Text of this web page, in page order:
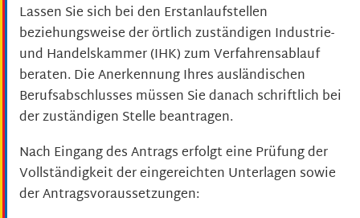
Lassen Sie sich bei den Erstanlaufstellen
beziehungsweise der örtlich zuständigen Industrie-
und Handelskammer (IHK) zum Verfahrensablauf
beraten. Die Anerkennung Ihres ausländischen
Berufsabschlusses müssen Sie danach schriftlich bei
der zuständigen Stelle beantragen.
Nach Eingang des Antrags erfolgt eine Prüfung der
Vollständigkeit der eingereichten Unterlagen sowie
der Antragsvoraussetzungen: